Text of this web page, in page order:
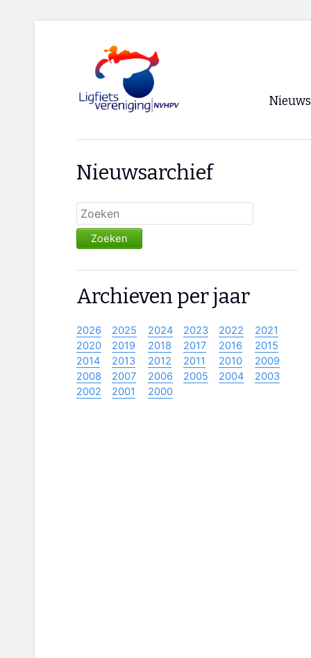
Nieuws
Nieuwsarchief
Zoeken
Archieven per jaar
2026 2025 2024 2023 2022
2021
2020
2019 2018 2017 2016
2015
2014
2013 2012 2011 2010
2009
2008
2007 2006 2005 2004
2003
2002
2001 2000